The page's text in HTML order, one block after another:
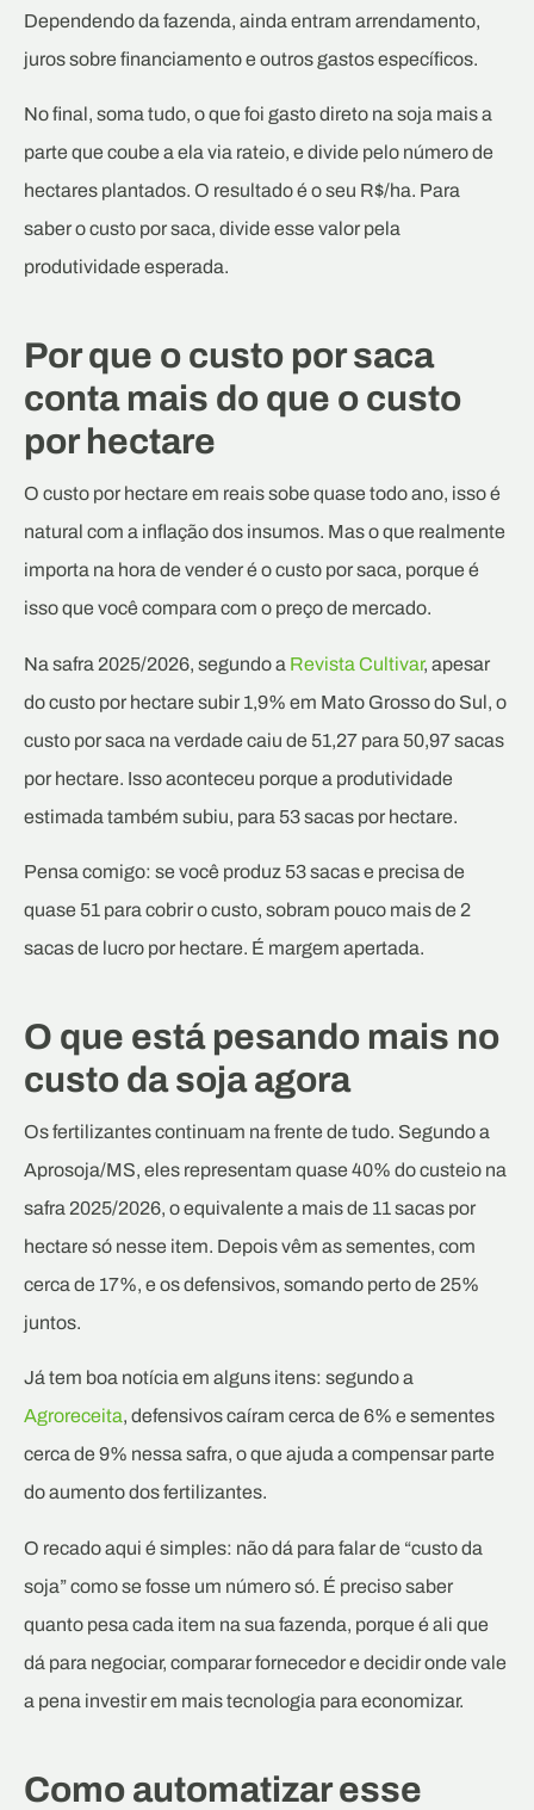
Dependendo da fazenda, ainda entram arrendamento,
juros sobre financiamento e outros gastos específicos.
No final, soma tudo, o que foi gasto direto na soja mais a
parte que coube a ela via rateio, e divide pelo número de
hectares plantados. O resultado é o seu R$/ha. Para
saber o custo por saca, divide esse valor pela
produtividade esperada.
Por que o custo por saca
conta mais do que o custo
por hectare
O custo por hectare em reais sobe quase todo ano, isso é
natural com a inflação dos insumos. Mas o que realmente
importa na hora de vender é o custo por saca, porque é
isso que você compara com o preço de mercado.
Na safra 2025/2026, segundo a Revista Cultivar, apesar
do custo por hectare subir 1,9% em Mato Grosso do Sul, o
custo por saca na verdade caiu de 51,27 para 50,97 sacas
por hectare. Isso aconteceu porque a produtividade
estimada também subiu, para 53 sacas por hectare.
Pensa comigo: se você produz 53 sacas e precisa de
quase 51 para cobrir o custo, sobram pouco mais de 2
sacas de lucro por hectare. É margem apertada.
O que está pesando mais no
custo da soja agora
Os fertilizantes continuam na frente de tudo. Segundo a
Aprosoja/MS, eles representam quase 40% do custeio na
safra 2025/2026, o equivalente a mais de 11 sacas por
hectare só nesse item. Depois vêm as sementes, com
cerca de 17%, e os defensivos, somando perto de 25%
juntos.
Já tem boa notícia em alguns itens: segundo a
Agroreceita, defensivos caíram cerca de 6% e sementes
cerca de 9% nessa safra, o que ajuda a compensar parte
do aumento dos fertilizantes.
O recado aqui é simples: não dá para falar de “custo da
soja” como se fosse um número só. É preciso saber
quanto pesa cada item na sua fazenda, porque é ali que
dá para negociar, comparar fornecedor e decidir onde vale
a pena investir em mais tecnologia para economizar.
Como automatizar esse